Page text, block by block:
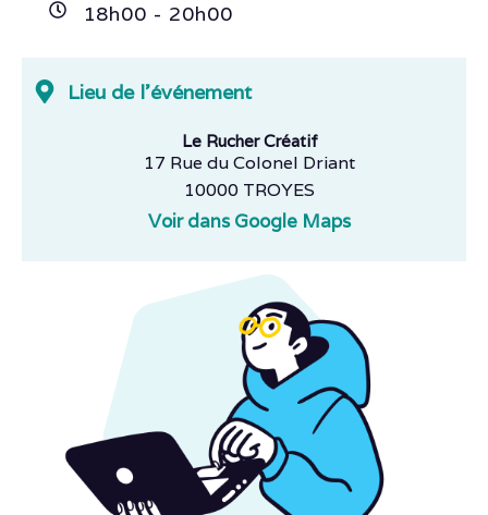
18h00 - 20h00
Lieu de l'événement
Le Rucher Créatif
17 Rue du Colonel Driant
10000 TROYES
Voir dans Google Maps